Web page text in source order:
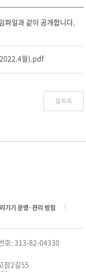
파일과 같이 공개합니다.
월).pdf
목록
기기 운영·관리 방침
호: 313-82-04330
잠2길55